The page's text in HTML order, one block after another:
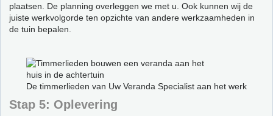
plaatsen. De planning overleggen we met u. Ook kunnen wij de
juiste werkvolgorde ten opzichte van andere werkzaamheden in
de tuin bepalen.
De timmerlieden van Uw Veranda Specialist aan het werk
Stap 5: Oplevering